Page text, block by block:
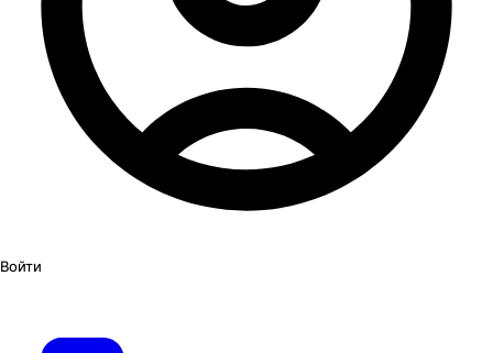
Войти